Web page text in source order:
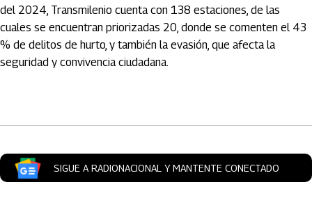
del 2024, Transmilenio cuenta con 138 estaciones, de las
cuales se encuentran priorizadas 20, donde se comenten el 43
% de delitos de hurto, y también la evasión, que afecta la
seguridad y convivencia ciudadana.
SIGUE A RADIONACIONAL Y MANTENTE CONECTADO